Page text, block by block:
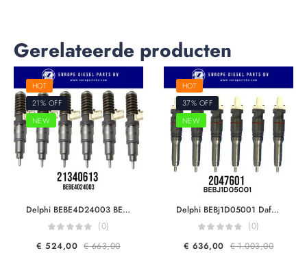
Gerelateerde producten
HOT
21% OFF
NEW
Delphi BEBE4D24003 BEBE4D16003 Volvo Trucks 21340613 7421340613 21371674 85003265 20584347 20972223 For D13A FM360/400/440 EUI Diesel Injector Euro 5
(0)
€ 524,00 €663,00
HOT
37% OFF
NEW
Delphi BEBj1D05001 Daf 2047601 For MX11 MY17 450HP Engine F2P Smart Injector Euro 6
(0)
€ 636,00 €1.003,00